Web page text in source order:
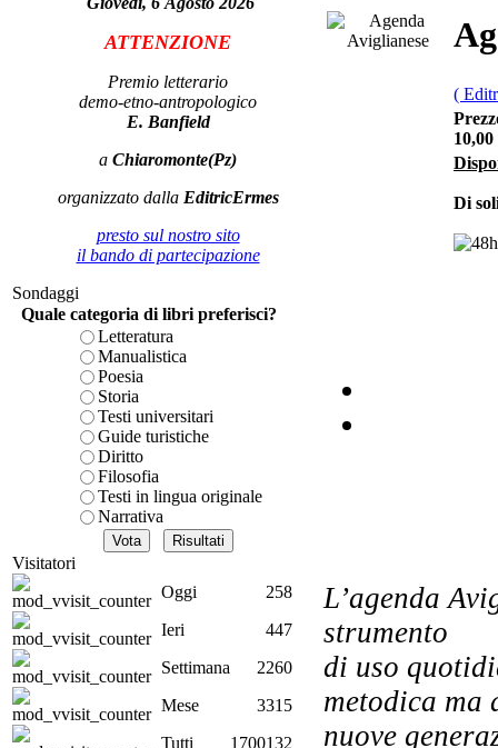
Le
ATTENZIONE
Premio letterario
demo-etno-antropologico
E. Banfield
a Chiaromonte(Pz)
organizzato dalla EditricErmes
presto sul nostro sito
il bando di partecipazione
Sondaggi
Quale categoria di libri preferisci?
Letteratura
Manualistica
Poesia
Storia
Testi universitari
Guide turistiche
Diritto
Filosofia
Testi in lingua originale
Narrativa
Visitatori
Oggi
258
Ieri
447
Settimana
2260
Mese
3315
Tutti
1700132
(
10,00
Di
L’agenda
strumento
di uso
metodica ma
nuove